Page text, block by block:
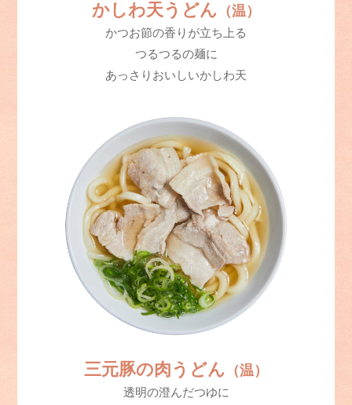
かしわ天うどん （温）
かつお節の香りが立ち上る
つるつるの麺に
あっさりおいしいかしわ天
三元豚の肉うどん （温）
透明の澄んだつゆに